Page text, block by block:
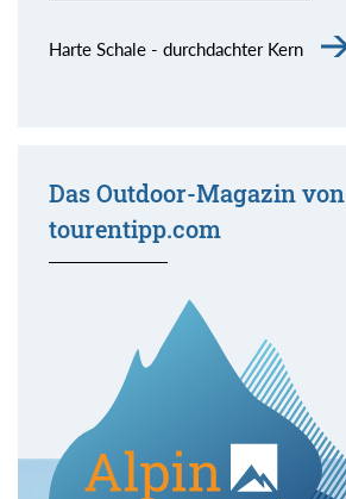
Harte Schale - durchdachter Kern
Das Outdoor-Magazin von
tourentipp.com